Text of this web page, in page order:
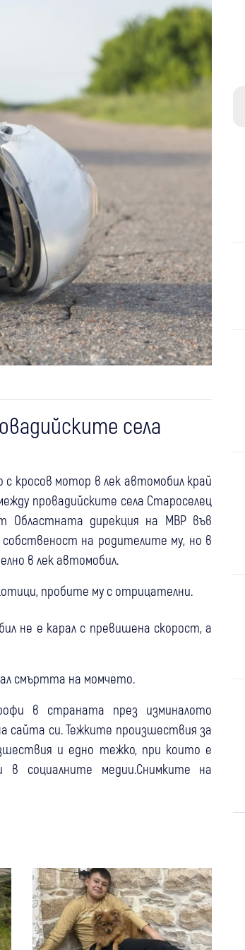
села
с кросов мотор в лек автомобил край
провадийските села Староселец
Областната дирекция на МВР във
на родителите му, но в
в лек автомобил.
пробите му с отрицателни.
не е карал с превишена скорост, а
смъртта на момчето.
в страната през изминалото
сайта си. Тежките произшествия за
и едно тежко, при които е
в социалните медии.Снимките на